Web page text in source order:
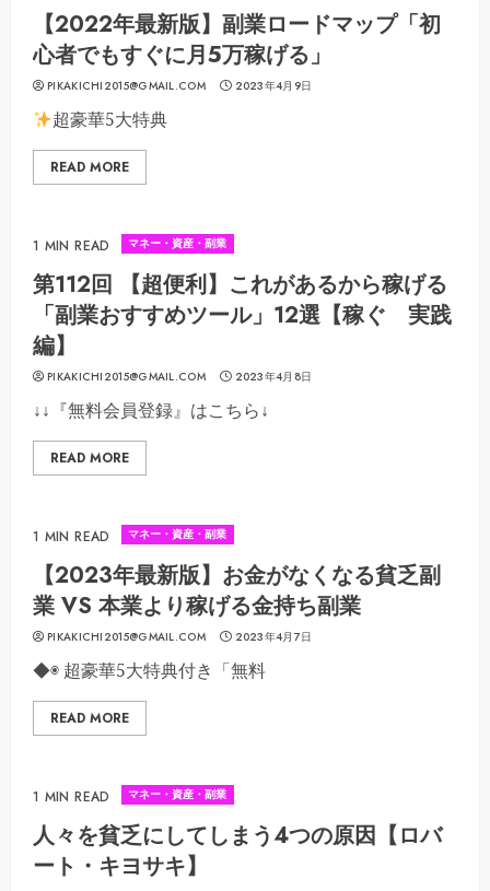
【2022年最新版】副業ロードマップ「初
心者でもすぐに月5万稼げる」
PIKAKICHI2015@GMAIL.COM 2023年4月9日
超豪華5大特典
READ MORE
1 MIN READ マネー・資産・副業
第112回 【超便利】これがあるから稼げる
「副業おすすめツール」12選【稼ぐ 実践
編】
PIKAKICHI2015@GMAIL.COM 2023年4月8日
↓↓『無料会員登録』はこちら↓
READ MORE
1 MIN READ マネー・資産・副業
【2023年最新版】お金がなくなる貧乏副
業 VS 本業より稼げる金持ち副業
PIKAKICHI2015@GMAIL.COM 2023年4月7日
◆◉ 超豪華5大特典付き「無料
READ MORE
1 MIN READ マネー・資産・副業
人々を貧乏にしてしまう4つの原因【ロバ
ート・キヨサキ】